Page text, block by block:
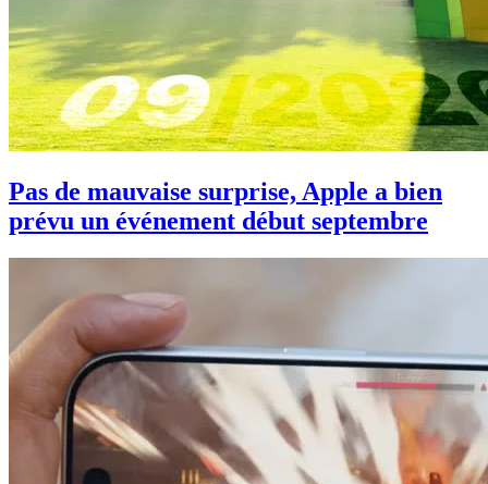
Pas de mauvaise surprise, Apple a bien
prévu un événement début septembre